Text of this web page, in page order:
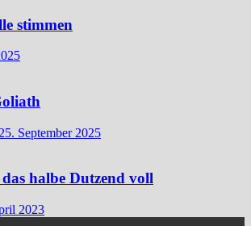
stimmen
25. September 2025
halbe Dutzend voll
2023